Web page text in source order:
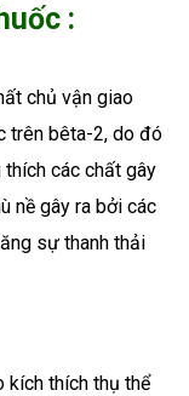
:
chủ vận giao
trên bêta-2, do đó
thích các chất gây
nề gây ra bởi các
sự thanh thải
kích thích thụ thể